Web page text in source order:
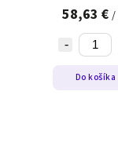
58,63 € /
Do košíka